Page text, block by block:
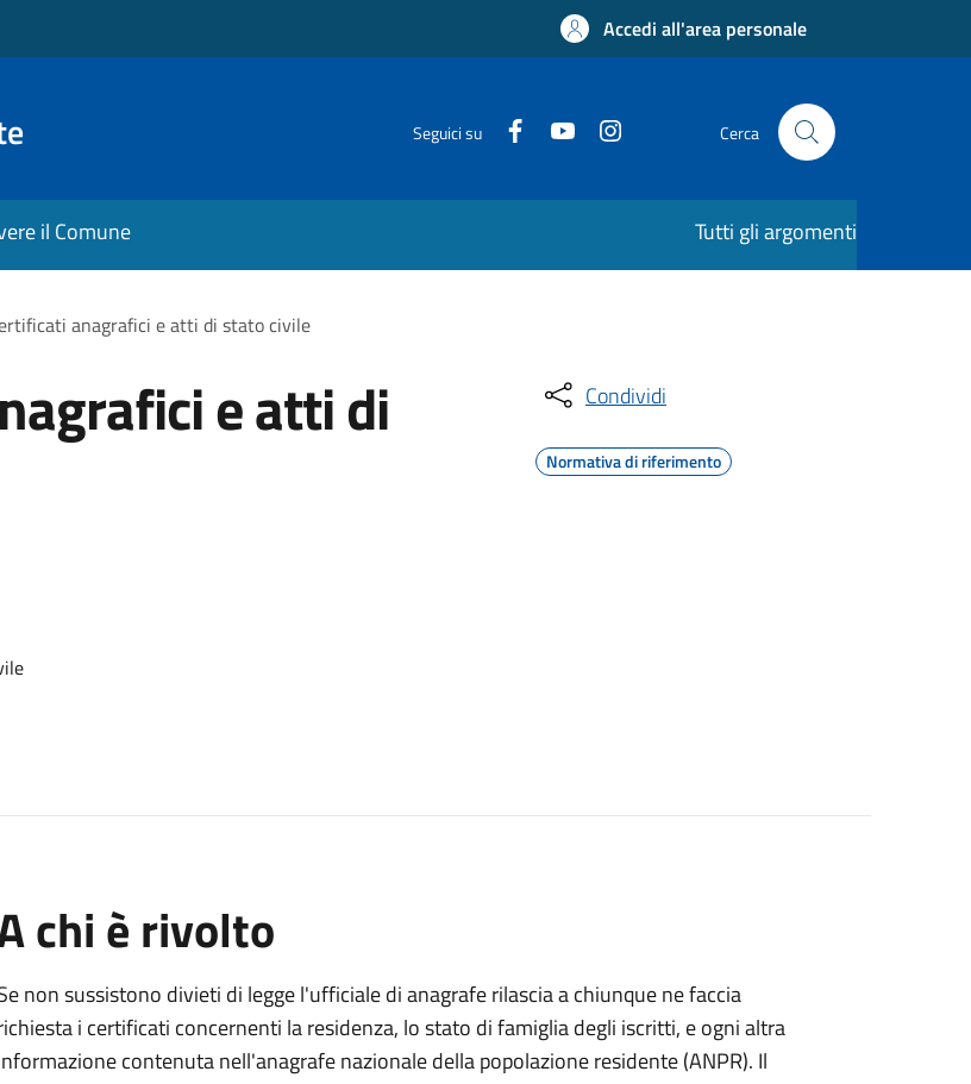
Accedi all'area personale
Seguici su Cerca
il Comune Tutti gli argomenti
anagrafici e atti di stato civile
e atti di Condividi
Normativa di riferimento
chi è rivolto
non sussistono divieti di legge l'ufficiale di anagrafe rilascia a chiunque ne faccia
i certificati concernenti la residenza, lo stato di famiglia degli iscritti, e ogni altra
contenuta nell'anagrafe nazionale della popolazione residente (ANPR). Il